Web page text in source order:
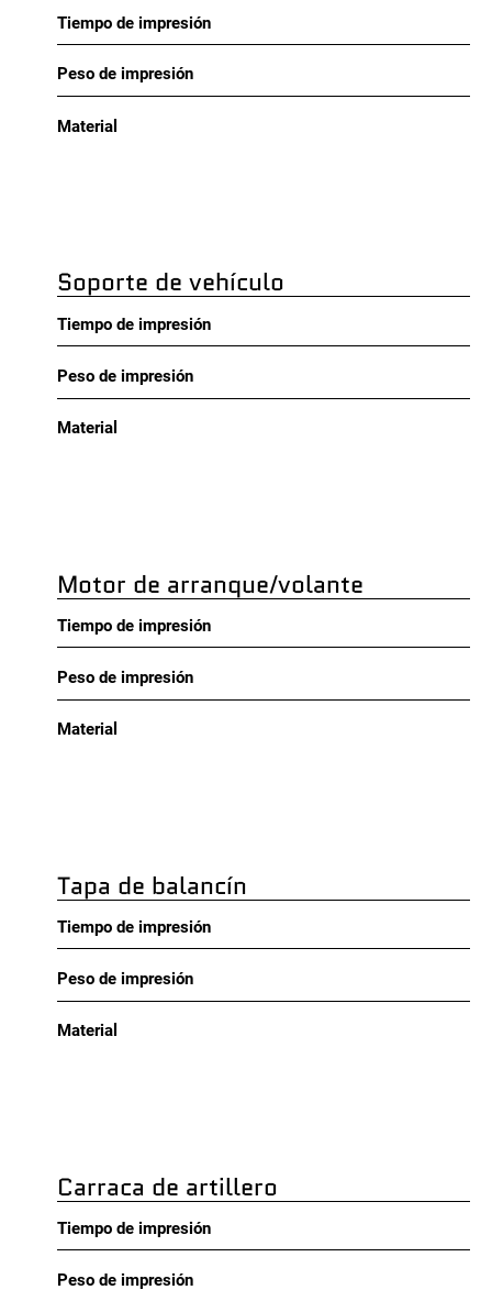
Tiempo de impresión
Peso de impresión
Material
Soporte de vehículo
Tiempo de impresión
Peso de impresión
Material
Motor de arranque/volante
Tiempo de impresión
Peso de impresión
Material
Tapa de balancín
Tiempo de impresión
Peso de impresión
Material
Carraca de artillero
Tiempo de impresión
Peso de impresión